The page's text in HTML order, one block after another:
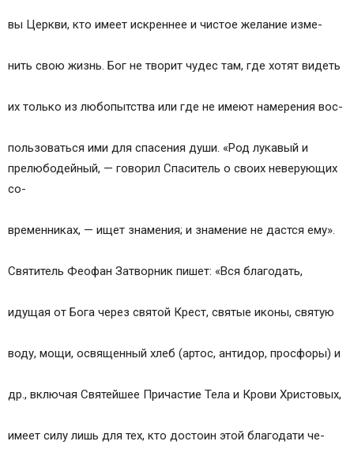
вы Церкви, кто имеет искреннее и чистое желание изме-
нить свою жизнь. Бог не творит чудес там, где хотят видеть
их только из любопытства или где не имеют намерения вос-
пользоваться ими для спасения души. «Род лукавый и
прелюбодейный, — говорил Спаситель о своих неверующих
со-
временниках, — ищет знамения; и знамение не дастся ему».
Святитель Феофан Затворник пишет: «Вся благодать,
идущая от Бога через святой Крест, святые иконы, святую
воду, мощи, освященный хлеб (артос, антидор, просфоры) и
др., включая Святейшее Причастие Тела и Крови Христовых,
имеет силу лишь для тех, кто достоин этой благодати че-